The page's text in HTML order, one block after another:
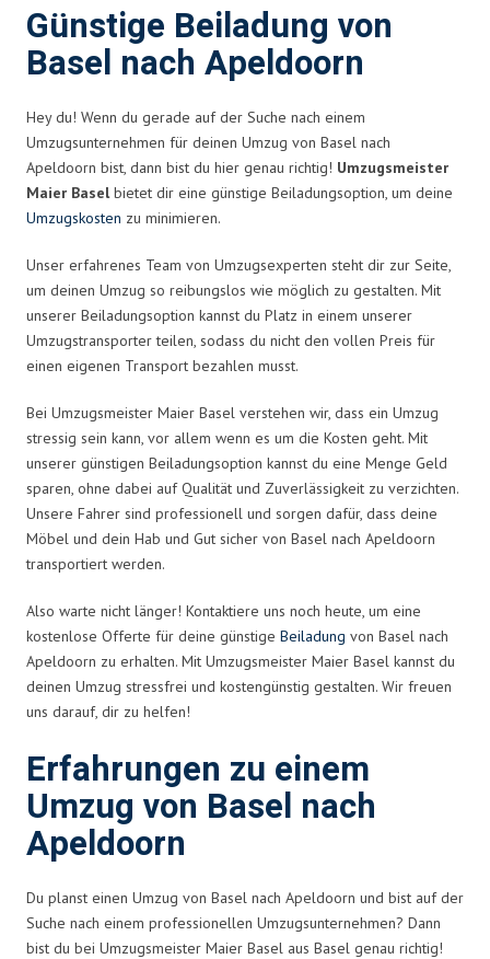
Günstige Beiladung von
Basel nach Apeldoorn
Hey du! Wenn du gerade auf der Suche nach einem
Umzugsunternehmen für deinen Umzug von Basel nach
Apeldoorn bist, dann bist du hier genau richtig! Umzugsmeister
Maier Baselbietet dir eine günstige Beiladungsoption, um deine
Umzugskosten zu minimieren.
Unser erfahrenes Team von Umzugsexperten steht dir zur Seite,
um deinen Umzug so reibungslos wie möglich zu gestalten. Mit
unserer Beiladungsoption kannst du Platz in einem unserer
Umzugstransporter teilen, sodass du nicht den vollen Preis für
einen eigenen Transport bezahlen musst.
Bei Umzugsmeister Maier Basel verstehen wir, dass ein Umzug
stressig sein kann, vor allem wenn es um die Kosten geht. Mit
unserer günstigen Beiladungsoption kannst du eine Menge Geld
sparen, ohne dabei auf Qualität und Zuverlässigkeit zu verzichten.
Unsere Fahrer sind professionell und sorgen dafür, dass deine
Möbel und dein Hab und Gut sicher von Basel nach Apeldoorn
transportiert werden.
Also warte nicht länger! Kontaktiere uns noch heute, um eine
kostenlose Offerte für deine günstige Beiladung von Basel nach
Apeldoorn zu erhalten. Mit Umzugsmeister Maier Basel kannst du
deinen Umzug stressfrei und kostengünstig gestalten. Wir freuen
uns darauf, dir zu helfen!
Erfahrungen zu einem
Umzug von Basel nach
Apeldoorn
Du planst einen Umzug von Basel nach Apeldoorn und bist auf der
Suche nach einem professionellen Umzugsunternehmen? Dann
bist du bei Umzugsmeister Maier Basel aus Basel genau richtig!